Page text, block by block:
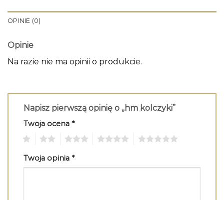
OPINIE (0)
Opinie
Na razie nie ma opinii o produkcie.
Napisz pierwszą opinię o „hm kolczyki”
Twoja ocena *
Twoja opinia *